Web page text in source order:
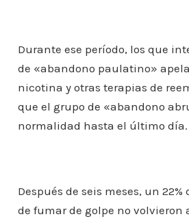
Durante ese período, los que
de «abandono paulatino»
nicotina y otras terapias de
que el grupo de «abandono
normalidad hasta el último día.
Después de seis meses, un
de fumar de golpe no volvieron